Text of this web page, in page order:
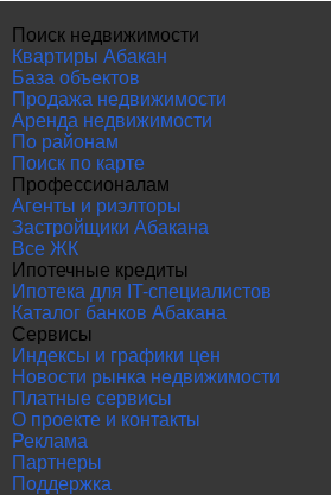
Поиск недвижимости
Квартиры Абакан
База объектов
Продажа недвижимости
Аренда недвижимости
По районам
Поиск по карте
Профессионалам
Агенты и риэлторы
Застройщики Абакана
Все ЖК
Ипотечные кредиты
Ипотека для IT-специалистов
Каталог банков Абакана
Сервисы
Индексы и графики цен
Новости рынка недвижимости
Платные сервисы
О проекте и контакты
Реклама
Партнеры
Поддержка